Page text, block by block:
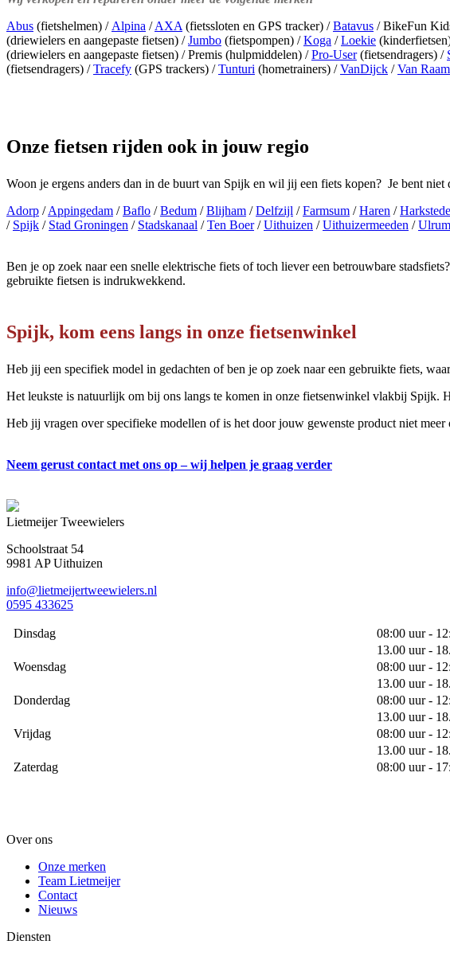
Abus (fietshelmen) / Alpina /AXA (fietssloten en GPS tracker) /Batavus / BikeFun
(driewielers en aangepaste fietsen) /Jumbo (fietspompen) /Koga /Loekie
(driewielers en aangepaste fietsen) / Premis (hulpmiddelen) /Pro-User(fietsendragers) /
(fietsendragers) /Tracefy (GPS trackers) /Tunturi (hometrainers) /VanDijck /Van Raam
Onze fietsen rijden ook in jouw regio
Woon je ergens anders dan in de buurt van Spijk en wil jij een fiets kopen? Je bent
Adorp /Appingedam /Baflo /Bedum /Blijham /Delfzijl /Farmsum /Haren /Harkstede
/ Spijk / Stad Groningen / Stadskanaal /Ten Boer/Uithuizen /Uithuizermeeden /Ulrum
Ben je op zoek naar een snelle elektrische fiets of toch liever een betrouwbare
gebruikte fietsen is indrukwekkend.
Spijk, kom eens langs in onze fietsenwinkel
Heb jij een specifiek model in gedachten of ben je op zoek naar een gebruikte fiets,
Het leukste is natuurlijk om bij ons langs te komen in onze fietsenwinkel vlakbij Spijk.
Heb jij vragen over specifieke modellen of is het door jouw gewenste product niet meer
Neem gerust contact met ons op – wij helpen je graag verder
Lietmeijer Tweewielers
Schoolstraat 54
9981 AP Uithuizen
info@lietmeijertweewielers.nl
0595 433625
Dinsdag
08:00 uur -
13.00 uur -
Woensdag
08:00 uur -
13.00 uur -
Donderdag
08:00 uur -
13.00 uur -
Vrijdag
08:00 uur -
13.00 uur -
Zaterdag
08:00 uur -
Over ons
Onze merken
Team Lietmeijer
Contact
Nieuws
Diensten